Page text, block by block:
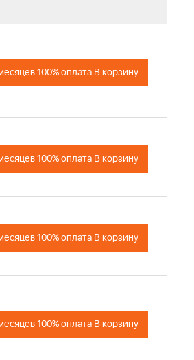
100% оплата В корзину
100% оплата В корзину
100% оплата В корзину
100% оплата В корзину